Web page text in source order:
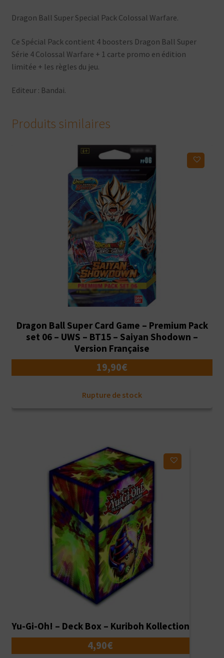
Dragon Ball Super Special Pack Colossal Warfare.
Ce Spécial Pack contient 4 boosters Dragon Ball Super
Série 4 Colossal Warfare + 1 carte promo en édition
limitée + les règles du jeu.
Editeur : Bandai.
Produits similaires
Dragon Ball Super Card Game – Premium Pack
set 06 – UWS – BT15 – Saiyan Shodown –
Version Française
19,90€
Rupture de stock
Ajouter à ma liste d'envies
Yu-Gi-Oh! – Deck Box – Kuriboh Kollection
4,90€
Ajouter à ma liste d'envies